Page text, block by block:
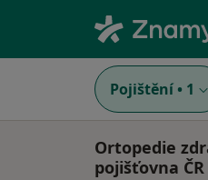
Pojištění • 1
Ortopedie
pojišťovna ČR